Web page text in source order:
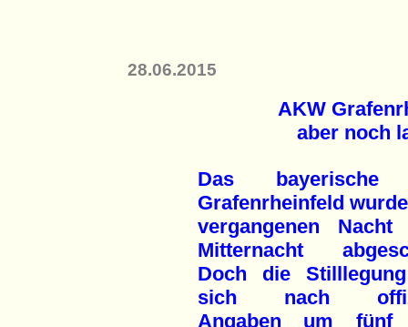
28.06.2015
AKW
aber noch
Das bayerische
Grafenrheinfeld
vergangenen Nacht
Mitternacht
Doch die
sich nach
Angaben um fünf